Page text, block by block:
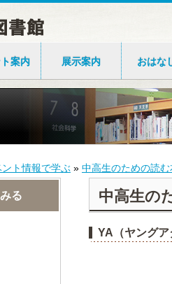
案内 展示案内 おはな
ント情報で学ぶ » 中高生のための読む
る 中高生の
YA（ヤング